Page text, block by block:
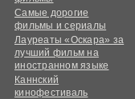
Самые дорогие
фильмы и сериалы
Лауреаты «Оскара» за
лучший фильм на
иностранном языке
Каннский
кинофестиваль
0